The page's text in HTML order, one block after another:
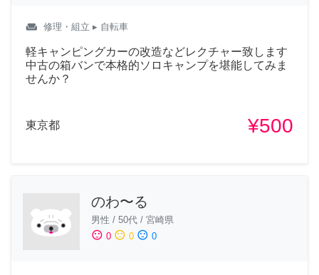
weekend 修理・組立 ▸ 自転車
軽キャンピングカーの改造などレクチャー致します
中古の箱バンで本格的ソロキャンプを堪能してみま
せんか？
東京都 ¥500
のわ〜る
男性 / 50代 / 宮崎県
sentiment_satisfied 0 sentiment_neutral 0 sentiment_dissatisfied 0